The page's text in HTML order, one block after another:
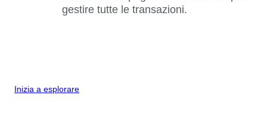
gestire tutte le transazioni.
Inizia a esplorare